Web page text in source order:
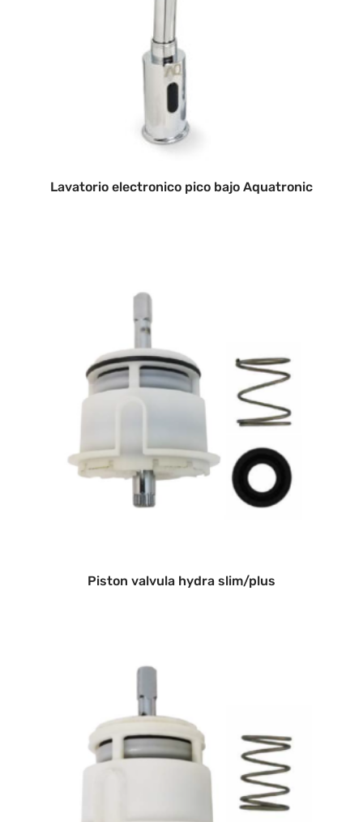
Lavatorio electronico pico bajo Aquatronic
Piston valvula hydra slim/plus